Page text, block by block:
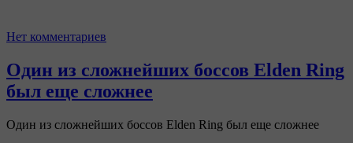
Нет комментариев
Один из сложнейших боссов Elden Ring
был еще сложнее
Один из сложнейших боссов Elden Ring был еще сложнее